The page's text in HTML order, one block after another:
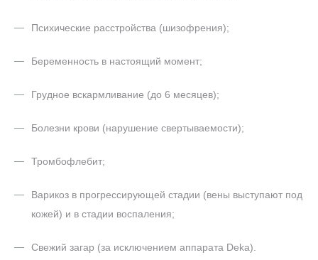
Психические расстройства (шизофрения);
Беременность в настоящий момент;
Грудное вскармливание (до 6 месяцев);
Болезни крови (нарушение свертываемости);
Тромбофлебит;
Варикоз в прогрессирующей стадии (вены выступают под
кожей) и в стадии воспаления;
Свежий загар (за исключением аппарата Deka).